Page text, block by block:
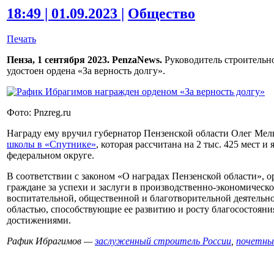
18:49 | 01.09.2023 | Общество
Печать
Пенза, 1 сентября 2023. PenzaNews. Руководитель
удостоен ордена «За верность долгу».
Фото: Pnzreg.ru
Награду ему вручил губернатор Пензенской области Олег
школы в «Спутнике», которая рассчитана на 2 тыс. 425 мест
федеральном округе.
В соответствии с законом «О наградах Пензенской области»,
граждане за успехи и заслуги в производственно-
воспитательной, общественной и благотворительной
областью, способствующие ее развитию и росту
достижениями.
Рафик Ибрагимов —заслуженный строитель России,